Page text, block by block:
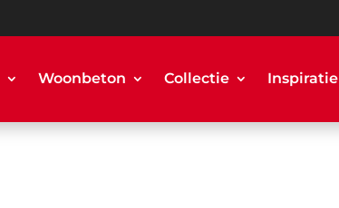
Woonbeton Collectie Inspiratie